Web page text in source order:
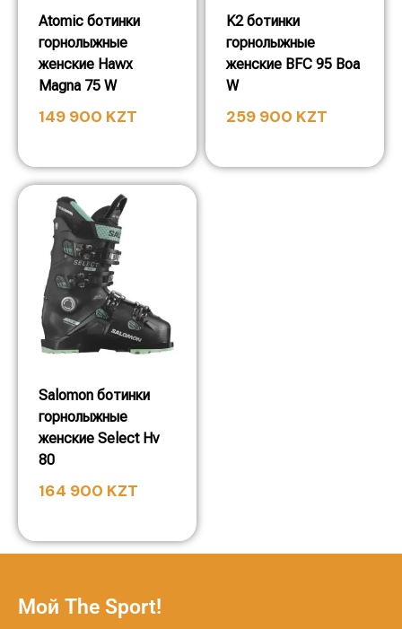
Atomic ботинки
горнолыжные
женские Hawx
Magna 75 W
149 900 KZT
K2 ботинки
горнолыжные
женские BFC 95 Boa
W
259 900 KZT
Salomon ботинки
горнолыжные
женские Select Hv
80
164 900 KZT
Мой The Sport!